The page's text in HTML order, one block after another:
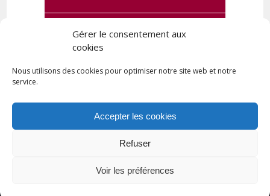
Gérer le consentement aux
cookies
Nous utilisons des cookies pour optimiser notre site web et notre
service.
Accepter les cookies
Refuser
Voir les préférences
CA SE PASSE À FRANCE SERVICES
DE QUINGEY
Tous droits réservés © 2023 Commune de Quingey / Création -